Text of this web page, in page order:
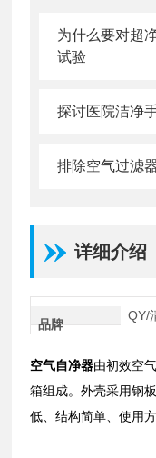
为什么要对超
试验
探讨医院洁净
排除空气过滤
详细介绍
品牌
QY/
空气自净器由初效空
箱组成。外壳采用钢
低、结构简单、使用